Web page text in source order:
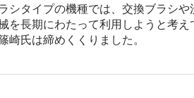
タイプの機種では、交換ブラシ
長期にわたって利用しようと考
氏は締めくくりました。